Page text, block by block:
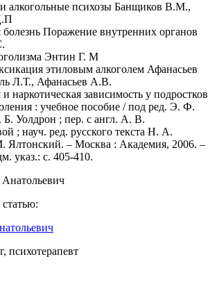
алкогольные психозы Банщиков В.М.,
болезнь Поражение внутренних органов
Энтин Г. М
этиловым алкоголем Афанасьев
Л.Т., Афанасьев А.В.
наркотическая зависимость у подростков
: учебное пособие / под ред. Э. Ф.
Уолдрон ; пер. с англ. А. В.
; науч. ред. русского текста Н. А.
Ялтонский. – Москва : Академия, 2006. –
указ.: с. 405-410.
психотерапевт